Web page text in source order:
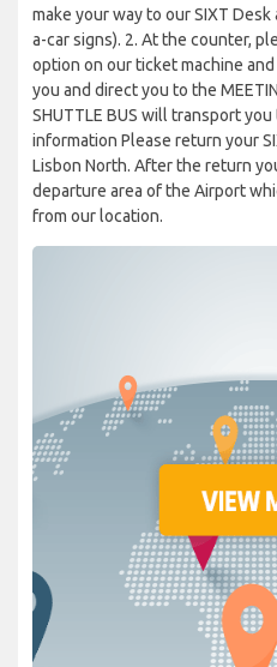
make your way to our SIXT
a-car signs). 2. At the counter,
option on our ticket machine
you and direct you to the
SHUTTLE BUS will transport
information Please return your
Lisbon North. After the return
departure area of the Airport
from our location.